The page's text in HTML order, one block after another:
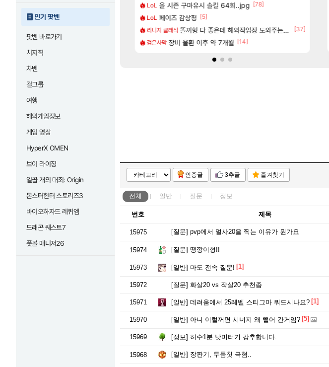
인기 팟벤
팟벤 바로가기
치지직
차벤
걸그룹
여행
해외게임정보
게임 영상
HyperX OMEN
브이 라이징
일곱 개의 대죄: Origin
몬스터헌터 스토리즈3
바이오하자드 레퀴엠
드래곤 퀘스트7
풋볼 매니저26
[77]
삼색화채 찐1등 떳냐 ㅅㅅㅅ
LoL 올 시즌 구마유시 솔킬 64회..jpg [78]
LoL 페이즈 감상평 [5]
리니지 클래식 똘끼형 다 좋은데 해외작업장 도와주는 짓은 좀 아니지않냐?
[37]
검은사막 장비 올환 이후 약 7개월 [14]
D램 매출 점유율 7%…글로벌 4위로 부상
가 압박, 메인보드값 오르나
아스오라 아사쿠라 마이 성우 정보 및 주요 필모
아스오라 아스오라 성우 정보 및 출연작 모음
아스오라 아키츠 아키나 성우 정보 및 주요 필모
비스트 모든 성소 위치 공략 (40개) - 귀환한 영혼 도전과제
인증글 3추글 즐겨찾기
전체 일반 질문 정보
번호 제목
15975 [질문] pvp에서 얼사20을 찍는 이유가 뭔가요
15974 [질문] 땡깡이형!!
15973 [일반] 마도 전속 질문! [1]
15972 [질문] 화살20 vs 작살20 추천좀
15971 [일반] 데려움에서 25레벨 스티그마 뭐드시나요? [1]
15970 [일반] 아니 이럴꺼면 시너지 왜 뺕어 간거임? [5]
15969 [정보] 허수1분 낫미터기 강추합니다.
15968 [일반] 장판기, 두둠칫 극혐..